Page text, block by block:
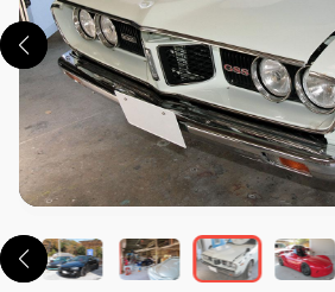
この画像の記事を読む